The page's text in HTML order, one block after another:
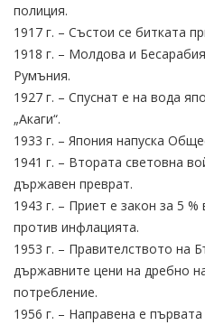
полиция.
1917 г. – Състои се битката
1918 г. – Молдова и
Румъния.
1927 г. – Спуснат е на вода
„Акаги“.
1933 г. – Япония напуска
1941 г. – Втората световна
държавен преврат.
1943 г. – Приет е закон за 5
против инфлацията.
1953 г. – Правителството на
държавните цени на дребно
потребление.
1956 г. – Направена е